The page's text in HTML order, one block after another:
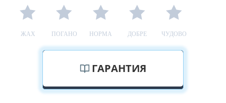
ЖАХ ПОГАНО НОРМА ДОБРЕ ЧУДОВО
ГАРАНТИЯ